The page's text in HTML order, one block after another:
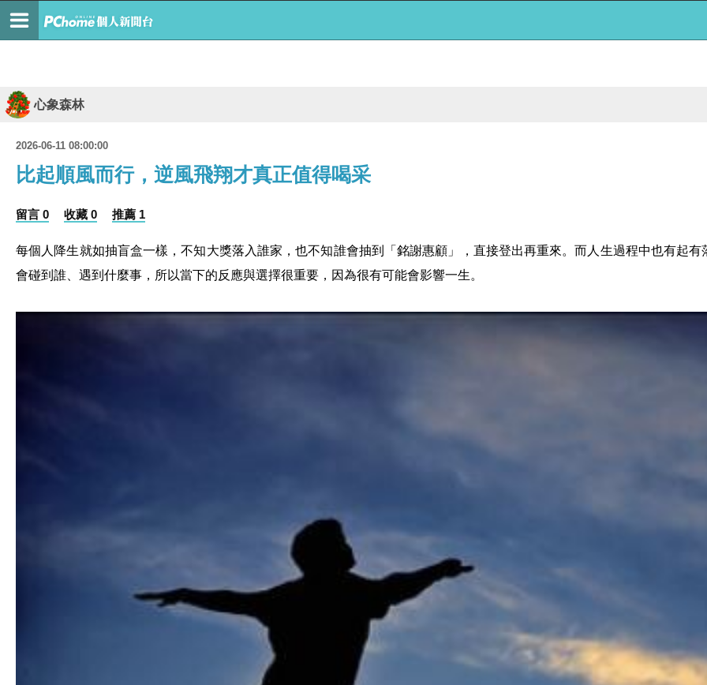
心象森林
2026-06-11 08:00:00
比起順風而行，逆風飛翔才真正值得喝采
留言 0 收藏 0 推薦 1
每個人降生就如抽盲盒一樣，不知大獎落入誰家，也不知誰會抽到「銘謝惠顧」，直接登出再重來。而人生過程中也有起
會碰到誰、遇到什麼事，所以當下的反應與選擇很重要，因為很有可能會影響一生。